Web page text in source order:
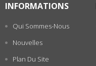
INFORMATIONS
Qui Sommes-Nous
Nouvelles
Plan Du Site